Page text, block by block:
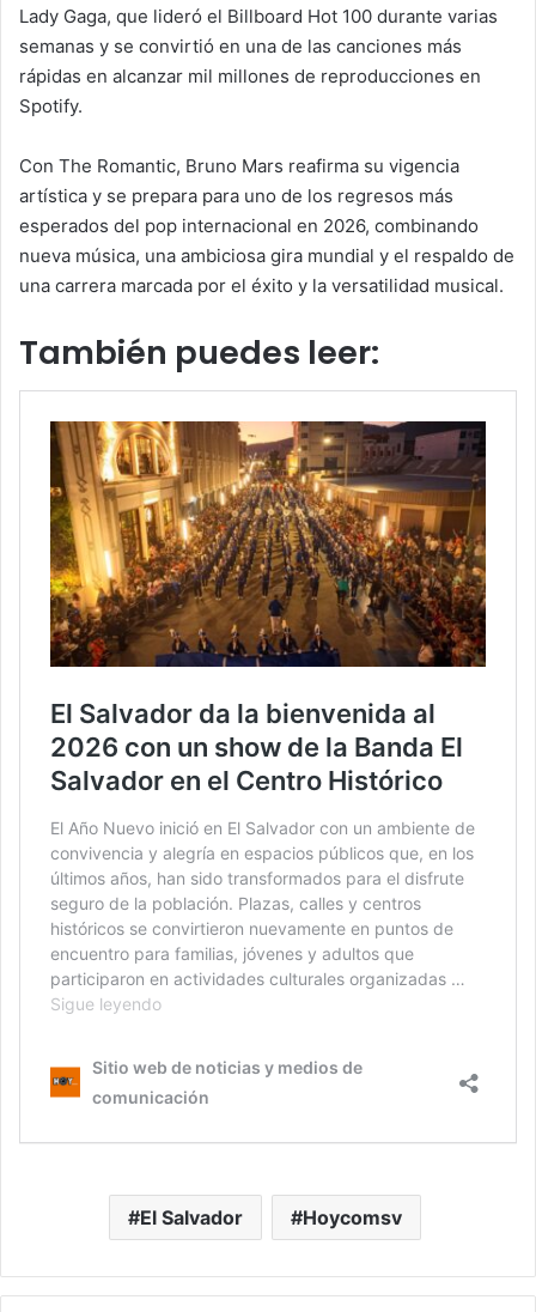
Lady Gaga, que lideró el Billboard Hot 100 durante varias
semanas y se convirtió en una de las canciones más
rápidas en alcanzar mil millones de reproducciones en
Spotify.
Con The Romantic, Bruno Mars reafirma su vigencia
artística y se prepara para uno de los regresos más
esperados del pop internacional en 2026, combinando
nueva música, una ambiciosa gira mundial y el respaldo de
una carrera marcada por el éxito y la versatilidad musical.
También puedes leer:
El Salvador Hoycomsv